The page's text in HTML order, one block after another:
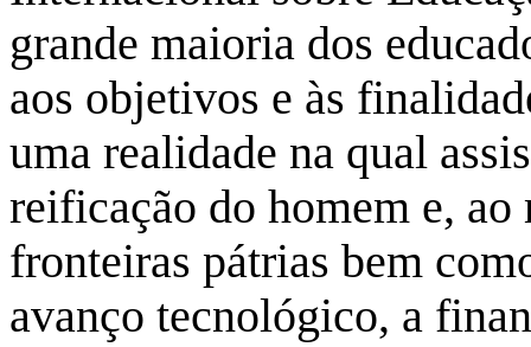
grande maioria dos
aos objetivos e às
uma realidade na qual
reificação do homem e, ao
fronteiras pátrias bem
avanço tecnológico, a